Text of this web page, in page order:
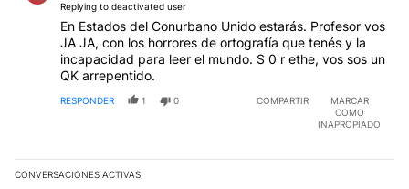
Replying to deactivated user
En Estados del Conurbano Unido estarás. Profesor vos
JA JA, con los horrores de ortografía que tenés y la
incapacidad para leer el mundo. S 0 r ethe, vos sos un
QK arrepentido.
RESPONDER 1 0 COMPARTIR
MARCAR
COMO
INAPROPIADO
CONVERSACIONES ACTIVAS